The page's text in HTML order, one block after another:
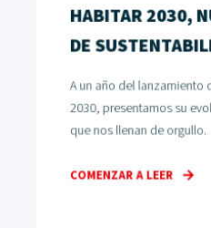
HABITAR 2030,
DE
A un año del lanzamiento
2030, presentamos su
que nos llenan de orgullo.
COMENZAR A LEER